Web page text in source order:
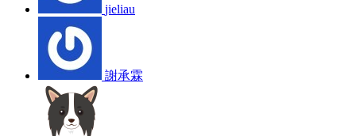
jieliau
謝承霖